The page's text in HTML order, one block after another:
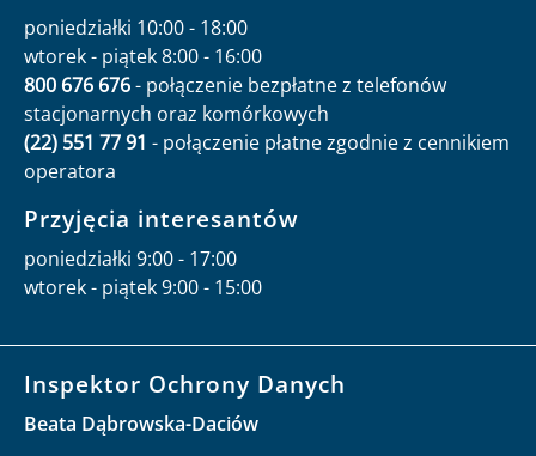
poniedziałki 10:00 - 18:00
wtorek - piątek 8:00 - 16:00
800 676 676- połączenie bezpłatne z telefonów
stacjonarnych oraz komórkowych
(22) 551 77 91 - połączenie płatne zgodnie z cennikiem
operatora
Przyjęcia interesantów
poniedziałki 9:00 - 17:00
wtorek - piątek 9:00 - 15:00
Inspektor Ochrony Danych
Beata Dąbrowska-Daciów